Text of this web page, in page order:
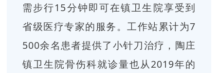
需步行15分钟即可在镇卫生院享受到
省级医疗专家的服务。工作站累计为7
500余名患者提供了小针刀治疗，陶庄
镇卫生院骨伤科就诊量也从2019年的